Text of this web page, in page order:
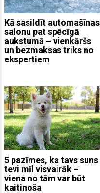
Kā sasildīt automašīnas
salonu pat spēcīgā
aukstumā – vienkāršs
un bezmaksas triks no
ekspertiem
5 pazīmes, ka tavs suns
tevi mīl visvairāk –
viena no tām var būt
kaitinoša